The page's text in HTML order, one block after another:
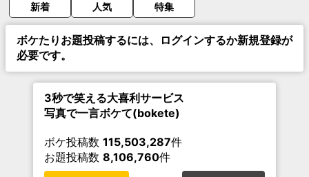
新着 人気 特集
ボケたりお題投稿するには、ログインするか新規登録が
必要です。
3秒で笑える大喜利サービス
写真で一言ボケて(bokete)
ボケ投稿数 115,503,287件
お題投稿数 8,106,760件